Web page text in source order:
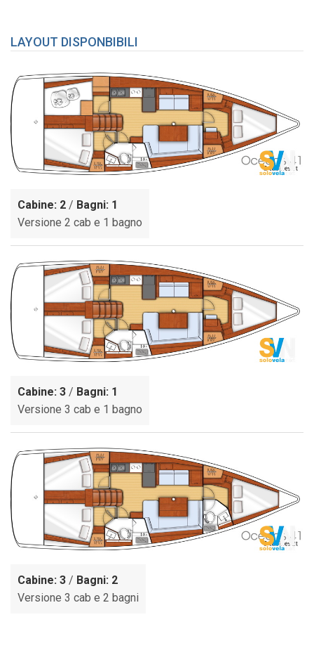
LAYOUT DISPONBIBILI
Cabine: 2 / Bagni: 1
Versione 2 cab e 1 bagno
Cabine: 3 / Bagni: 1
Versione 3 cab e 1 bagno
Cabine: 3 / Bagni: 2
Versione 3 cab e 2 bagni